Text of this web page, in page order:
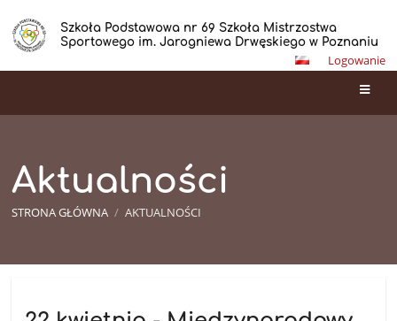
Szkoła Podstawowa nr 69 Szkoła Mistrzostwa
Sportowego im. Jarogniewa Drwęskiego w Poznaniu
Logowanie
Aktualności
STRONA GŁÓWNA / AKTUALNOŚCI